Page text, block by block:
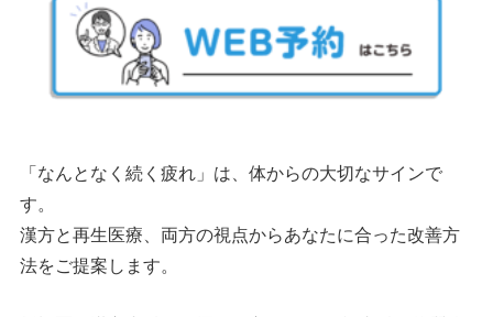
「なんとなく続く疲れ」は、体からの大切なサインで
す。
漢方と再生医療、両方の視点からあなたに合った改善方
法をご提案します。